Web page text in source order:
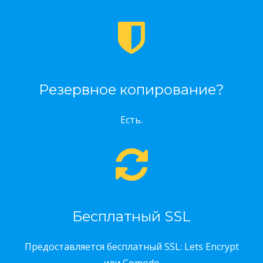
Резервное копирование?
Есть.
Бесплатный SSL
Предоставляется бесплатный SSL: Lets Encrypt